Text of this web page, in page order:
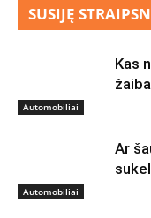
SUSIJĘ
Automobiliai
Kas
Automobiliai
Ar